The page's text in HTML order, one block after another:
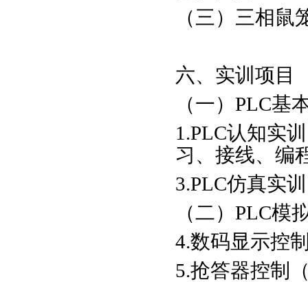
（三）三相
六、实训项目
（一）PLC基
1.PLC认知实
习、接线、编
3.PLC仿真实训
（二）PLC模
4.数码显示控
5.抢答器控制